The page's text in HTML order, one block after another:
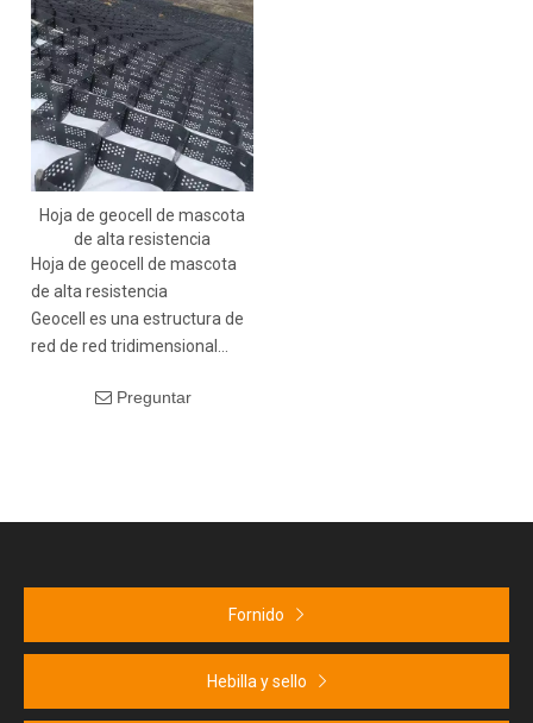
Hoja de geocell de mascota
de alta resistencia
Hoja de geocell de mascota
de alta resistencia
Geocell es una estructura de
red de red tridimensional
alta resistencia de materiales
algunos diafragmas están
Preguntar
Fornido
Hebilla y sello